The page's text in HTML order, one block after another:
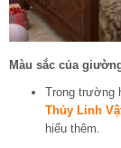
Màu sắc của
Trong trường
Thủy Linh
hiểu thêm.